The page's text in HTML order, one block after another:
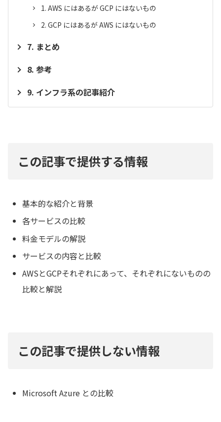
AWS にはあるが GCP にはないもの
GCP にはあるが AWS にはないもの
まとめ
参考
インフラ系の記事紹介
この記事で提供する情報
基本的な紹介と背景
各サービスの比較
料金モデルの解説
サービスの内容と比較
AWSとGCPそれぞれにあって、それぞれにないものの
比較と解説
この記事で提供しない情報
Microsoft Azure との比較